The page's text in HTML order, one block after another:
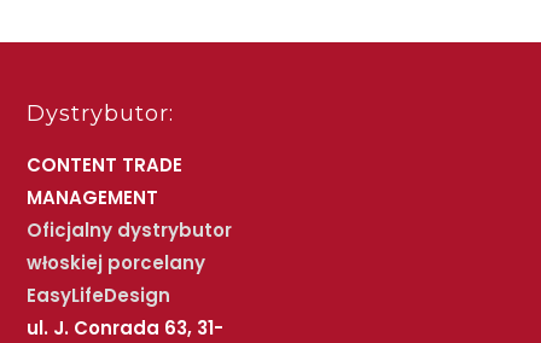
Dystrybutor:
CONTENT TRADE
MANAGEMENT
Oficjalny dystrybutor
włoskiej porcelany
EasyLifeDesign
ul. J. Conrada 63, 31-